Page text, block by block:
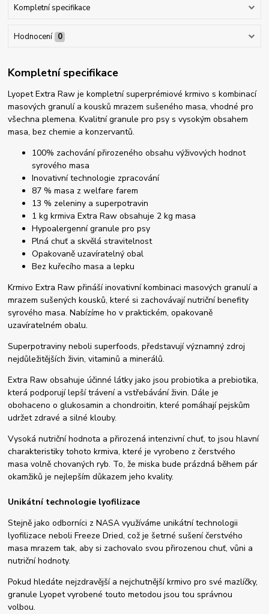
Kompletní specifikace
Hodnocení 0
Kompletní specifikace
Lyopet Extra Raw je kompletní superprémiové krmivo s kombinací
masových granulí a kousků mrazem sušeného masa, vhodné pro
všechna plemena. Kvalitní granule pro psy s vysokým obsahem
masa, bez chemie a konzervantů.
100% zachování přirozeného obsahu výživových hodnot
syrového masa
Inovativní technologie zpracování
87 % masa z welfare farem
13 % zeleniny a superpotravin
1 kg krmiva Extra Raw obsahuje 2 kg masa
Hypoalergenní granule pro psy
Plná chuť a skvělá stravitelnost
Opakovaně uzavíratelný obal
Bez kuřecího masa a lepku
Krmivo Extra Raw přináší inovativní kombinaci masových granulí a
mrazem sušených kousků, které si zachovávají nutriční benefity
syrového masa. Nabízíme ho v praktickém, opakovaně
uzavíratelném obalu.
Superpotraviny neboli superfoods, představují významný zdroj
nejdůležitějších živin, vitaminů a minerálů.
Extra Raw obsahuje účinné látky jako jsou probiotika a prebiotika,
která podporují lepší trávení a vstřebávání živin. Dále je
obohaceno o glukosamin a chondroitin, které pomáhají pejskům
udržet zdravé a silné klouby.
Vysoká nutriční hodnota a přirozená intenzivní chuť, to jsou hlavní
charakteristiky tohoto krmiva, které je vyrobeno z čerstvého
masa volně chovaných ryb. To, že miska bude prázdná během pár
okamžiků je nejlepším důkazem jeho kvality.
Unikátní technologie lyofilizace
Stejně jako odborníci z NASA využíváme unikátní technologii
lyofilizace neboli Freeze Dried, což je šetrné sušení čerstvého
masa mrazem tak, aby si zachovalo svou přirozenou chuť, vůni a
nutriční hodnoty.
Pokud hledáte nejzdravější a nejchutnější krmivo pro své mazlíčky,
granule Lyopet vyrobené touto metodou jsou tou správnou
volbou.